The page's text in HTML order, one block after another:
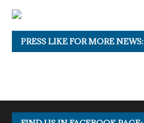
PRESS LIKE FOR MORE NEWS: